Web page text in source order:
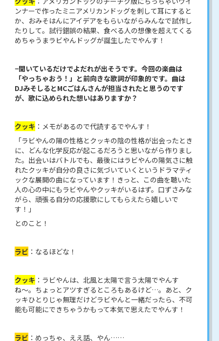
ンナーで作ったミニアメリカンドッグを刺して耳にすると
か、おみそはんにアイデアをもらいながらみんなで試作し
たりして。試行錯誤の結果、食べる人の想像を超えてくる
めちゃうまラビやんドッグが誕生したでやんす！
−聞いているだけでよだれが出そうです。今回の楽曲は
「やっちゃおう！」と前向きな歌詞が印象的です。曲は
DJみそしるとMCごはんさんが担当されたと思うのです
が、歌に込められた想いはありますか？
クッキ ：メモがあるので代読するでやんす！
「ラビやんの陽の性格とクッキの陰の性格が出会ったとき
に、どんな化学反応が起こるだろうと思いながら作りまし
た。出会いはバトルでも、最後にはラビやんの陽気さに触
れたクッキが自分の良さに気づいていくというドラマティ
ックな展開の曲になっています！きっと、この曲を聴いた
人の心の中にもラビやんやクッキがいるはず。口ずさみな
がら、頑張る自分の応援歌にしてもらえたら嬉しいで
す！」
とのこと！
ラビ ：なるほどな！
クッキ ：ラビやんは、北風と太陽で言う太陽でやんす
ね〜。ちょっとアツすぎるところもあるけど…。あと、ク
ッキひとりじゃ無理だけどラビやんと一緒だったら、不可
能も可能にできちゃうかもって本気で思えたでやんす！
ラビ ：めっちゃ、ええ話、やん……